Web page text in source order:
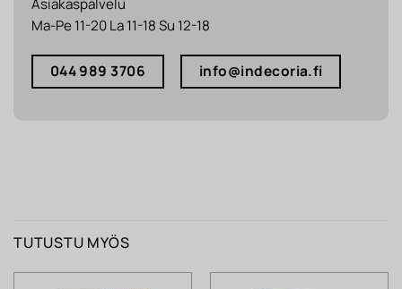
Asiakaspalvelu
Ma-Pe 11-20 La 11-18 Su 12-18
044 989 3706 info@indecoria.fi
TUTUSTU MYÖS